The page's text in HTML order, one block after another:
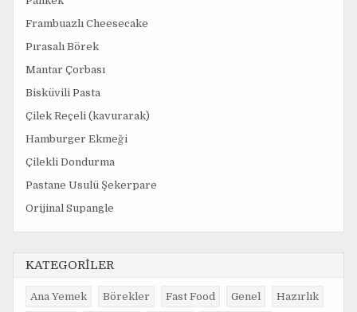
Frambuazlı Cheesecake
Pırasalı Börek
Mantar Çorbası
Bisküvili Pasta
Çilek Reçeli (kavurarak)
Hamburger Ekmeği
Çilekli Dondurma
Pastane Usulü Şekerpare
Orijinal Supangle
KATEGORİLER
Ana Yemek Börekler Fast Food Genel Hazırlık